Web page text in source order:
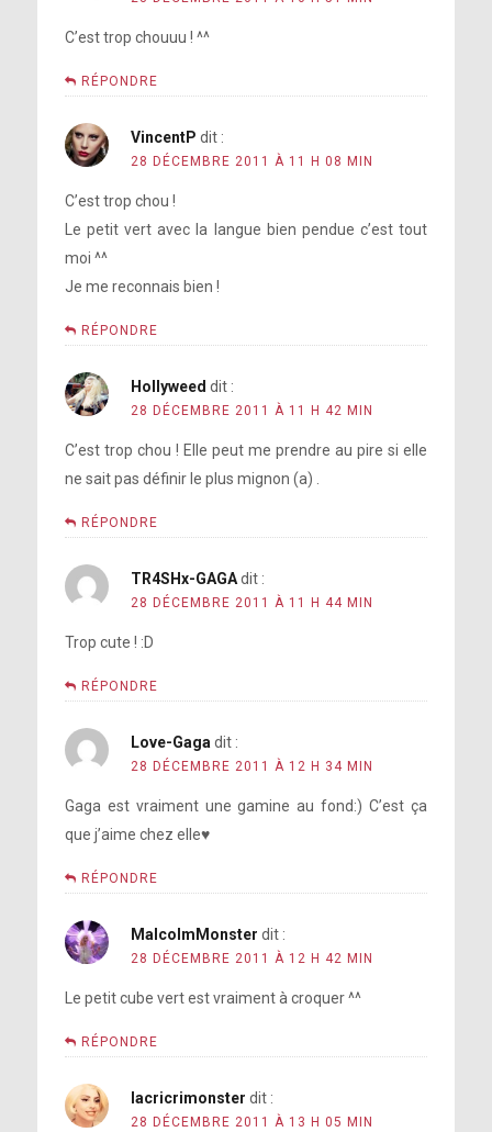
C’est trop chouuu ! ^^
RÉPONDRE
VincentP dit :
28 DÉCEMBRE 2011 À 11 H 08 MIN
C’est trop chou !
Le petit vert avec la langue bien pendue c’est tout
moi ^^
Je me reconnais bien !
RÉPONDRE
Hollyweed dit :
28 DÉCEMBRE 2011 À 11 H 42 MIN
C’est trop chou ! Elle peut me prendre au pire si elle
ne sait pas définir le plus mignon (a) .
RÉPONDRE
TR4SHx-GAGA dit :
28 DÉCEMBRE 2011 À 11 H 44 MIN
Trop cute ! :D
RÉPONDRE
Love-Gaga dit :
28 DÉCEMBRE 2011 À 12 H 34 MIN
Gaga est vraiment une gamine au fond:) C’est ça
que j’aime chez elle♥
RÉPONDRE
MalcolmMonster dit :
28 DÉCEMBRE 2011 À 12 H 42 MIN
Le petit cube vert est vraiment à croquer ^^
RÉPONDRE
lacricrimonster dit :
28 DÉCEMBRE 2011 À 13 H 05 MIN